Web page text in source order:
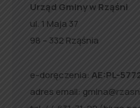
Urząd Gminy w Rząśni
ul. 1 Maja 37
98 – 332 Rząśnia
e-doręczenia: AE:PL-
adres email: